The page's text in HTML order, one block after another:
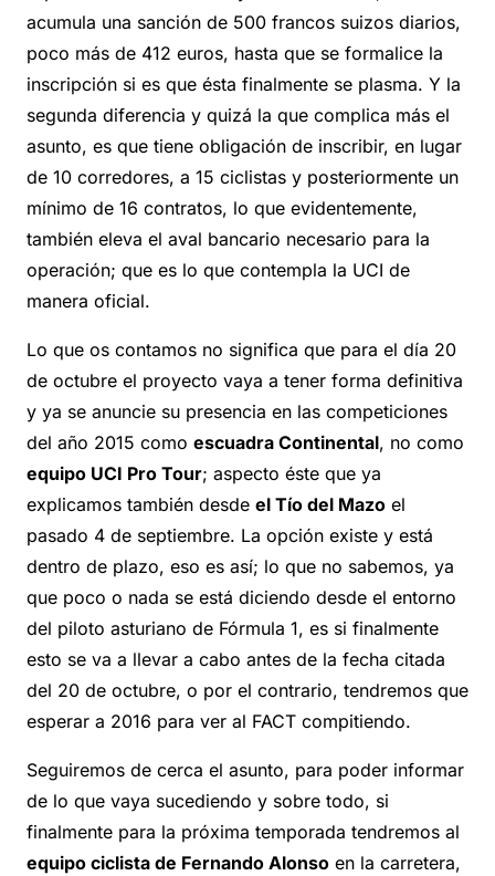
acumula una sanción de 500 francos suizos diarios,
poco más de 412 euros, hasta que se formalice la
inscripción si es que ésta finalmente se plasma. Y la
segunda diferencia y quizá la que complica más el
asunto, es que tiene obligación de inscribir, en lugar
de 10 corredores, a 15 ciclistas y posteriormente un
mínimo de 16 contratos, lo que evidentemente,
también eleva el aval bancario necesario para la
operación; que es lo que contempla la UCI de
manera oficial.
Lo que os contamos no significa que para el día 20
de octubre el proyecto vaya a tener forma definitiva
y ya se anuncie su presencia en las competiciones
del año 2015 como escuadra Continental, no como
equipo UCI Pro Tour; aspecto éste que ya
explicamos también desde el Tío del Mazo el
pasado 4 de septiembre. La opción existe y está
dentro de plazo, eso es así; lo que no sabemos, ya
que poco o nada se está diciendo desde el entorno
del piloto asturiano de Fórmula 1, es si finalmente
esto se va a llevar a cabo antes de la fecha citada
del 20 de octubre, o por el contrario, tendremos que
esperar a 2016 para ver al FACT compitiendo.
Seguiremos de cerca el asunto, para poder informar
de lo que vaya sucediendo y sobre todo, si
finalmente para la próxima temporada tendremos al
equipo ciclista de Fernando Alonso en la carretera,